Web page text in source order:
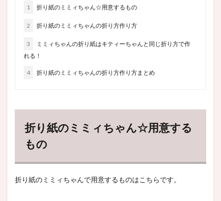
1 折り紙のミミィちゃん☆用意するもの
2 折り紙のミミィちゃんの折り方作り方
3
ミミィちゃんの折り紙はキティーちゃんと同じ折り方で作
れる！
4 折り紙のミミィちゃんの折り方作り方まとめ
折り紙のミミィちゃん☆用意する
もの
折り紙のミミィちゃんで用意するものはこちらです。